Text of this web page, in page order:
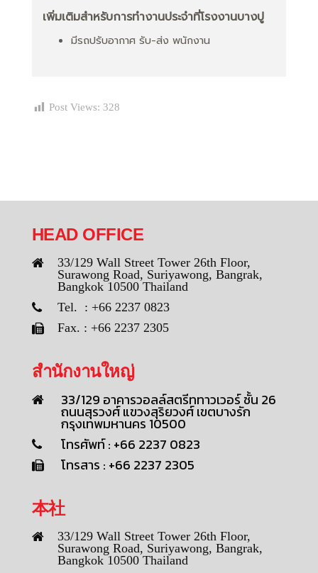
เพิ่มเติมสำหรับการทำงานประจำที่โรงงานบางปู
มีรถปรับอากาศ รับ-ส่ง พนักงาน
Post Views: 328
HEAD OFFICE
33/129 Wall Street Tower 26th Floor,
Surawong Road, Suriyawong, Bangrak,
Bangkok 10500 Thailand
Tel. : +66 2237 0823
Fax. : +66 2237 2305
สำนักงานใหญ่
33/129 อาคารวอลล์สตรีททาวเวอร์ ชั้น 26
ถนนสุรวงศ์ แขวงสุริยวงศ์ เขตบางรัก
กรุงเทพมหานคร 10500
โทรศัพท์ : +66 2237 0823
โทรสาร : +66 2237 2305
本社
33/129 Wall Street Tower 26th Floor,
Surawong Road, Suriyawong, Bangrak,
Bangkok 10500 Thailand